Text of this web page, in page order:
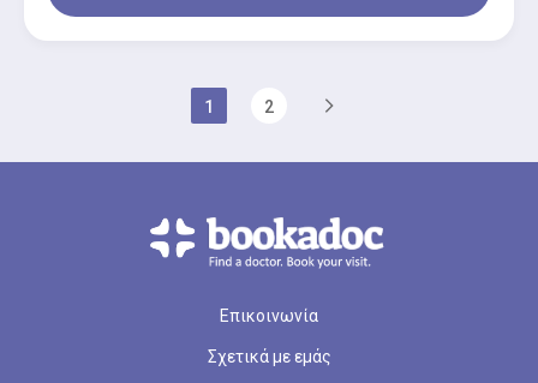
1 2
Επικοινωνία
Σχετικά με εμάς